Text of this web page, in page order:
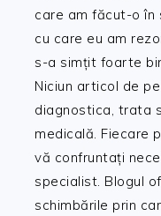
care am făcut-o în
cu care eu am
s-a simțit foarte
Niciun articol de
diagnostica, trata
medicală. Fiecare
vă confruntați
specialist. Blogul
schimbările prin